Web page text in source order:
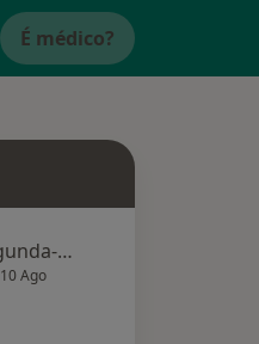
É médico?
Segunda-feira
10 Ago